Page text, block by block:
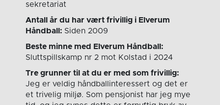
sekretariat
Antall år du har vært frivillig i Elverum
Håndball: Siden 2009
Beste minne med Elverum Håndball:
Sluttspillskamp nr 2 mot Kolstad i 2024
Tre grunner til at du er med som frivillig:
Jeg er veldig håndballinteressert og det er
et trivelig miljø. Som pensjonist har jeg mye